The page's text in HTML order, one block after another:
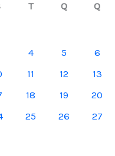
T Q Q
4 5 6
11 12 13
18 19 20
25 26 27